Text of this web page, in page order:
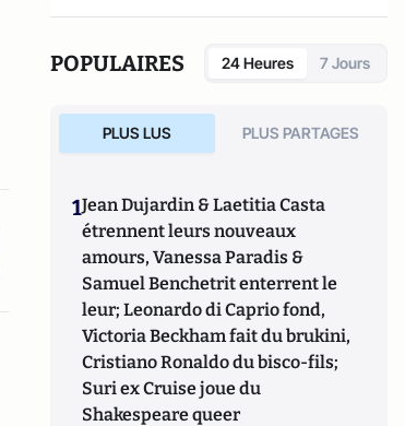
POPULAIRES 24 Heures 7 Jours
PLUS LUS PLUS PARTAGES
1Jean Dujardin & Laetitia Casta
étrennent leurs nouveaux
amours, Vanessa Paradis &
Samuel Benchetrit enterrent le
leur; Leonardo di Caprio fond,
Victoria Beckham fait du brukini,
Cristiano Ronaldo du bisco-fils;
Suri ex Cruise joue du
Shakespeare queer